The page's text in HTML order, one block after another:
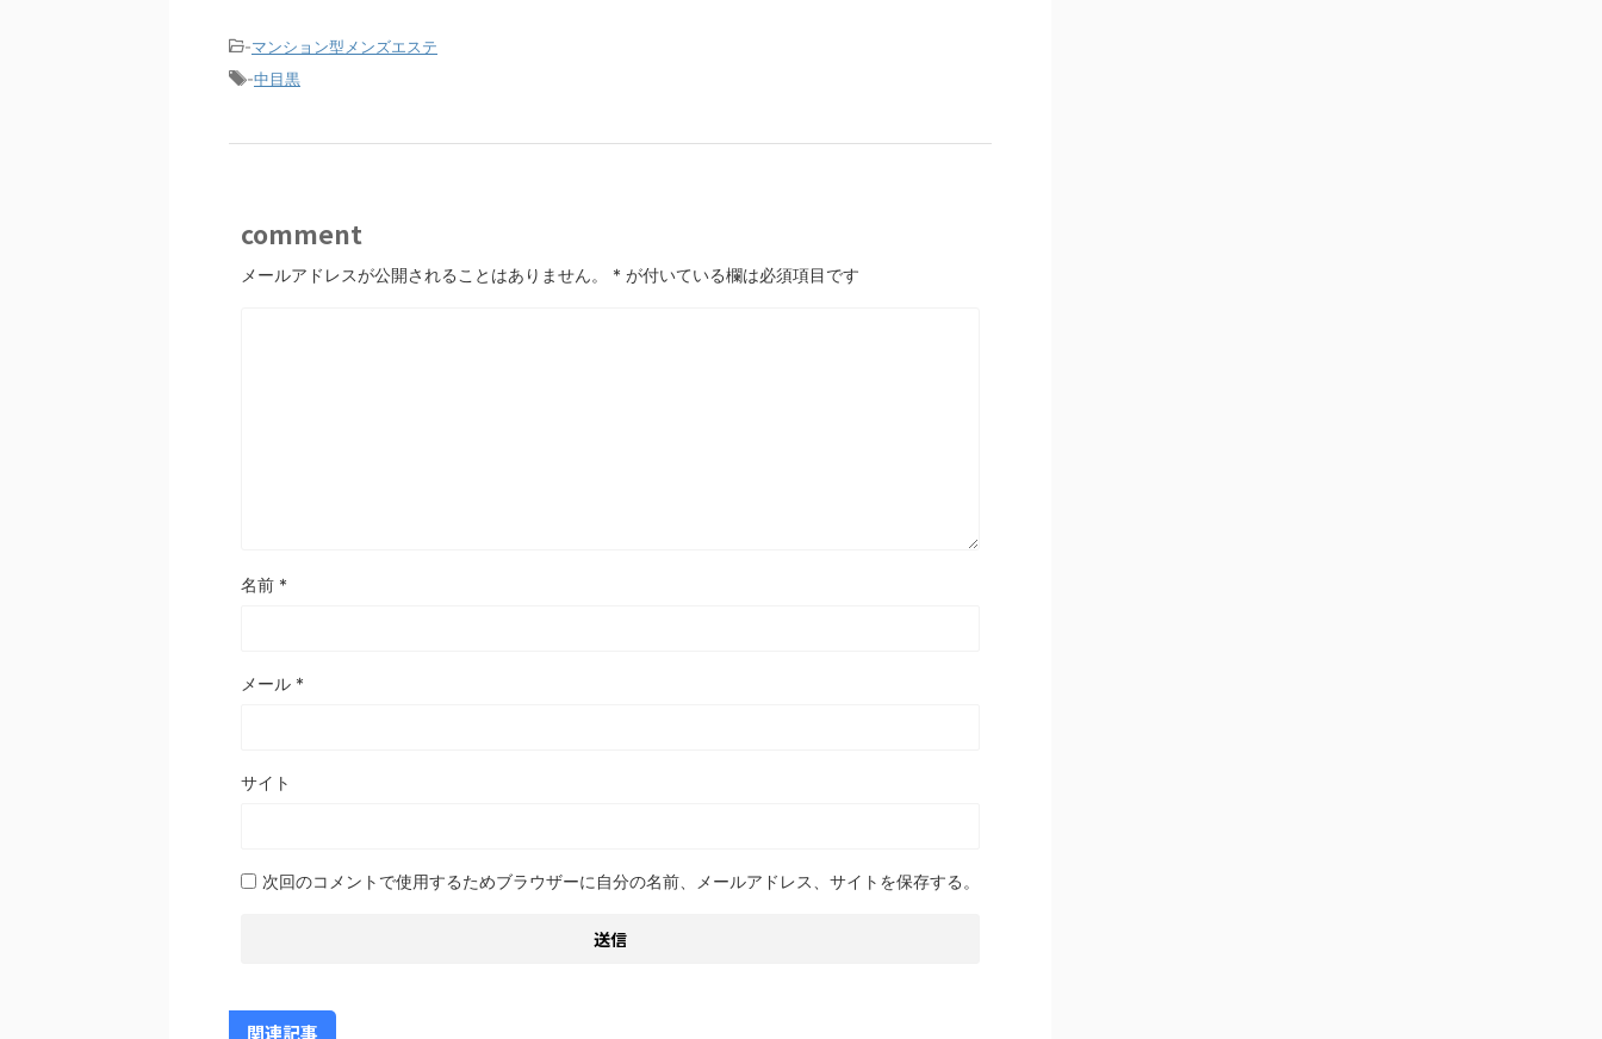
-マンション型メンズエステ
-中目黒
comment
メールアドレスが公開されることはありません。 * が付いている欄は必須項目です
名前 *
メール *
サイト
次回のコメントで使用するためブラウザーに自分の名前、メールアドレス、サイトを保存する。
関連記事